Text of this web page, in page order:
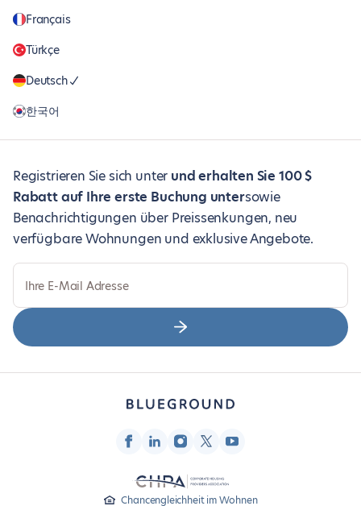
Français
Türkçe
Deutsch
한국어
Registrieren Sie sich unter und erhalten Sie 100 $
Rabatt auf Ihre erste Buchung untersowie
Benachrichtigungen über Preissenkungen, neu
verfügbare Wohnungen und exklusive Angebote.
Ihre E-Mail Adresse
Chancengleichheit im Wohnen